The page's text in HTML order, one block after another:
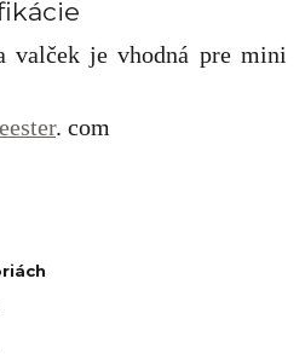
valček je vhodná pre mini
. com